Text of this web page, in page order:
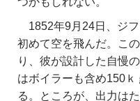
1852年9月24日、ジ
初めて空を飛んだ。こ
り、彼が設計した自慢
はボイラーも含め150ｋ
る。ところが、出力は